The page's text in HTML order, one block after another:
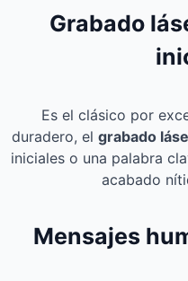
Grabado
Es el clásico por
duradero, el grabado
iniciales o una palabra
acabado
Mensajes